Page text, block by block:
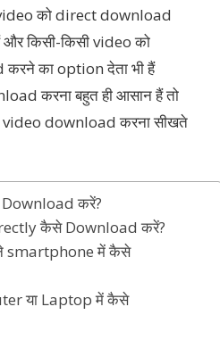
को direct download
किसी-किसी video को
का option देता भी हैं
करना बहुत ही आसान हैं तो
download करना सीखते
करें?
कैसे Download करें?
smartphone में कैसे
या Laptop में कैसे